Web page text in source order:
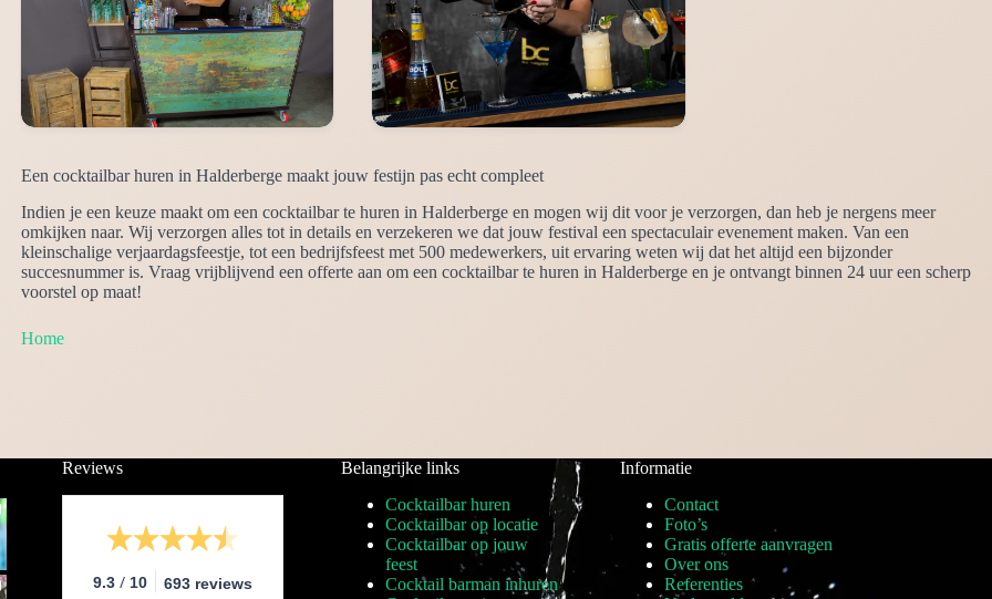
Een cocktailbar huren in Halderberge maakt jouw festijn pas echt compleet
Indien je een keuze maakt om een cocktailbar te huren in Halderberge en mogen wij dit voor je verzorgen, dan heb je nergens meer
omkijken naar. Wij verzorgen alles tot in details en verzekeren we dat jouw festival een spectaculair evenement maken. Van een
kleinschalige verjaardagsfeestje, tot een bedrijfsfeest met 500 medewerkers, uit ervaring weten wij dat het altijd een bijzonder
succesnummer is. Vraag vrijblijvend een offerte aan om een cocktailbar te huren in Halderberge en je ontvangt binnen 24 uur een scherp
voorstel op maat!
Home
Reviews
9.3 / 10 693 reviews
Belangrijke links
Cocktailbar huren
Cocktailbar op locatie
Cocktailbar op jouw
feest
Cocktail barman inhuren
Informatie
Contact
Foto’s
Gratis offerte aanvragen
Over ons
Referenties